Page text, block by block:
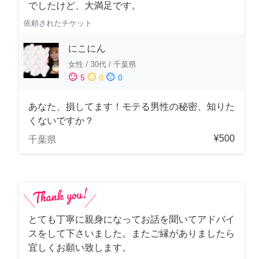
でしたけど、大満足です。
依頼されたチケット
にこにん
女性 / 30代 / 千葉県
sentiment_satisfied 5 sentiment_neutral 0 sentiment_dissatisfied 0
あなた、損してます！モテる男性の秘密、知りた
くないですか？
千葉県
¥500
とても丁寧に親身になってお話を聞いてアドバイ
スをして下さいました。またご縁がありましたら
宜しくお願い致します。